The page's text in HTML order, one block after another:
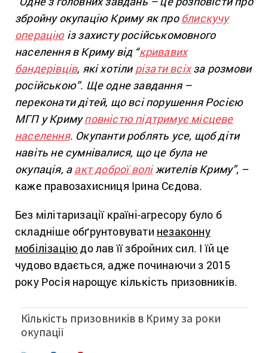
збройну окупацію Криму як проблискучу
операціюіз захисту російськомовного
населення в Криму від “кривавих
бандерівців, які хотілирізати всіхза розмови
російською”. Ще одне завдання –
переконати дітей, що всі порушення Росією
МГП у Кримуповністю підтримує місцеве
населення. Окупанти роблять усе, щоб діти
навіть не сумнівалися, що це була не
окупація, аакт доброї воліжителів Криму”, –
каже правозахисниця Ірина Сєдова.
Без мілітаризації країні-агресору було б
складніше обґрунтовувати незаконну
мобілізацію до лав її збройних сил. І їй це
чудово вдається, адже починаючи з 2015
року Росія нарощує кількість призовників.